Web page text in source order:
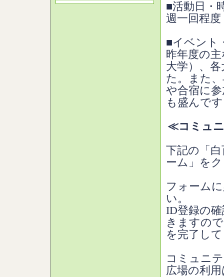
■活動日・
週一回程
■イベント
昨年度の
大学）、
た。また
や合宿に
も盛んで
≪コミュ
下記の「
ーム」を
フォーム
い。
ID登録の
きますの
を完了し
コミュニ
広場の利